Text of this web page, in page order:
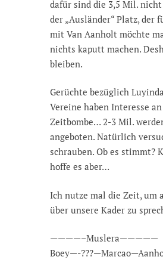
dafür sind die 3,5 Mil.
der „Ausländer“ Platz, der
mit Van Aanholt möchte
nichts kaputt machen.
bleiben.
Gerüchte bezüglich
Vereine haben Interesse
Zeitbombe… 2-3 Mil.
angeboten. Natürlich
schrauben. Ob es stimmt?
hoffe es aber…
Ich nutze mal die Zeit, um
über unsere Kader zu
————–Muslera—————
Boey—-